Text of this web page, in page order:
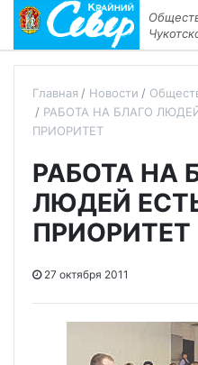
Главная Новости
РАБОТА НА БЛАГО
ПРИОРИТЕТ
РАБОТА НА
ЛЮДЕЙ
ПРИОРИТЕТ
27 октября 2011